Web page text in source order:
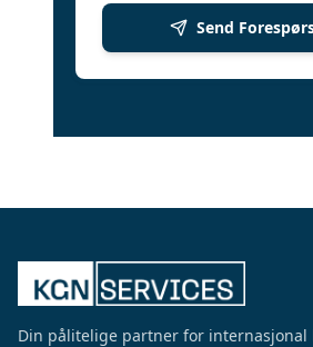
Send
Din pålitelige partner for